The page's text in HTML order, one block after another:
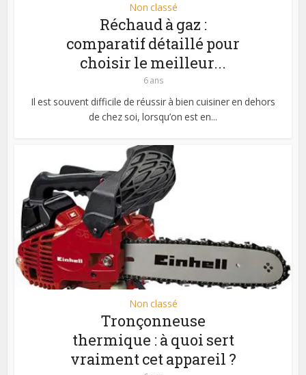
Non classé
Réchaud à gaz :
comparatif détaillé pour
choisir le meilleur...
6 ans
Il est souvent difficile de réussir à bien cuisiner en dehors
de chez soi, lorsqu’on est en...
Non classé
Tronçonneuse
thermique : à quoi sert
vraiment cet appareil ?